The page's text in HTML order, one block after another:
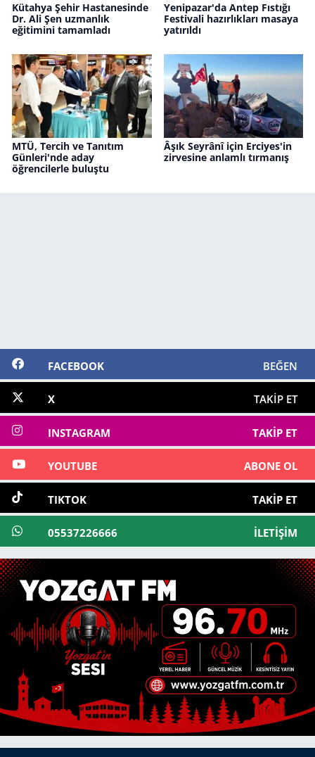
Kütahya Şehir Hastanesinde
Dr. Ali Şen uzmanlık
eğitimini tamamladı
Yenipazar'da Antep Fıstığı
Festivali hazırlıkları masaya
yatırıldı
MTÜ, Tercih ve Tanıtım
Günleri'nde aday
öğrencilerle buluştu
Âşık Seyrânî için Erciyes'in
zirvesine anlamlı tırmanış
FACEBOOK BEĞEN
X TAKIP ET
INSTAGRAM TAKIP ET
YOUTUBE ABONE OL
TIKTOK TAKIP ET
05537226666 İLETIŞIM